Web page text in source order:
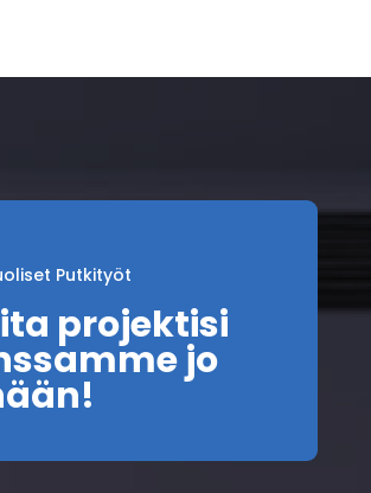
Putkityöt
projektisi
jo